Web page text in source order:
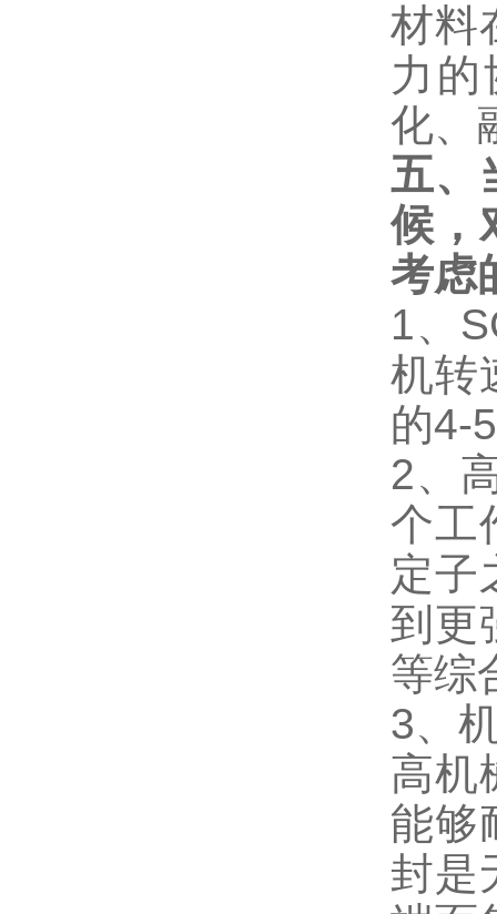
材料
力
化、
五、
候，
考虑
1、
机转
的4-
2、
个工
定子
到更
等综
3、
高机
能够
封是